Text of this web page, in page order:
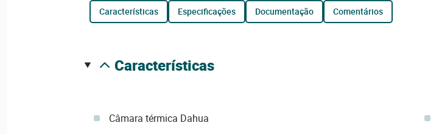
características especificações documentação comentários
características
Câmara térmica Dahua